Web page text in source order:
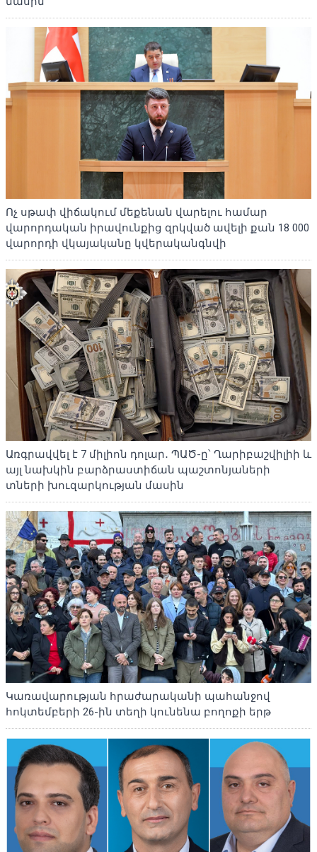
Ոչ սթափ վիճակում մեքենան վարելու համար
վարորդական իրավունքից զրկված ավելի քան 18 000
վարորդի վկայականը կվերականգնվի
Առգրավվել է 7 միլիոն դոլար․ ՊԱԾ-ը՝ Ղարիբաշվիլիի և
այլ նախկին բարձրաստիճան պաշտոնյաների
տների խուզարկության մասին
Կառավարության հրաժարականի պահանջով
հոկտեմբերի 26-ին տեղի կունենա բողոքի երթ